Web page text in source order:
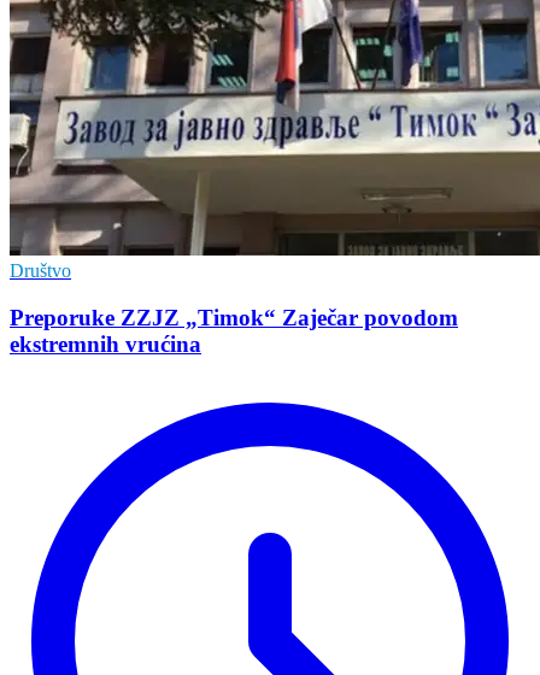
Društvo
Preporuke ZZJZ „Timok“ Zaječar povodom
ekstremnih vrućina